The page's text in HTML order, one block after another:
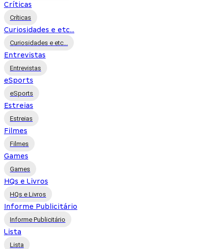
Críticas
Críticas
Curiosidades e etc...
Curiosidades e etc...
Entrevistas
Entrevistas
eSports
eSports
Estreias
Estreias
Filmes
Filmes
Games
Games
HQs e Livros
HQs e Livros
Informe Publicitário
Informe Publicitário
Lista
Lista